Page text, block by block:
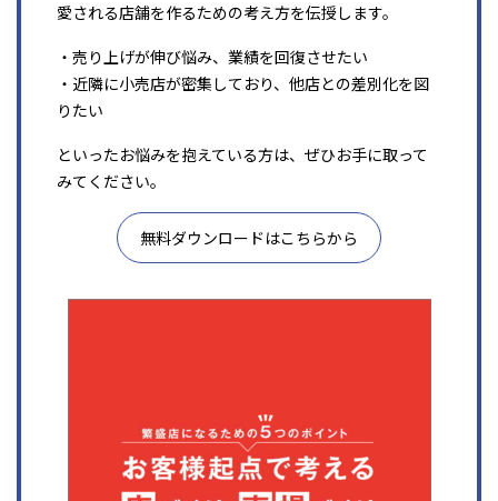
愛される店舗を作るための考え方を伝授します。
・売り上げが伸び悩み、業績を回復させたい
・近隣に小売店が密集しており、他店との差別化を図
りたい
といったお悩みを抱えている方は、ぜひお手に取って
みてください。
無料ダウンロードはこちらから